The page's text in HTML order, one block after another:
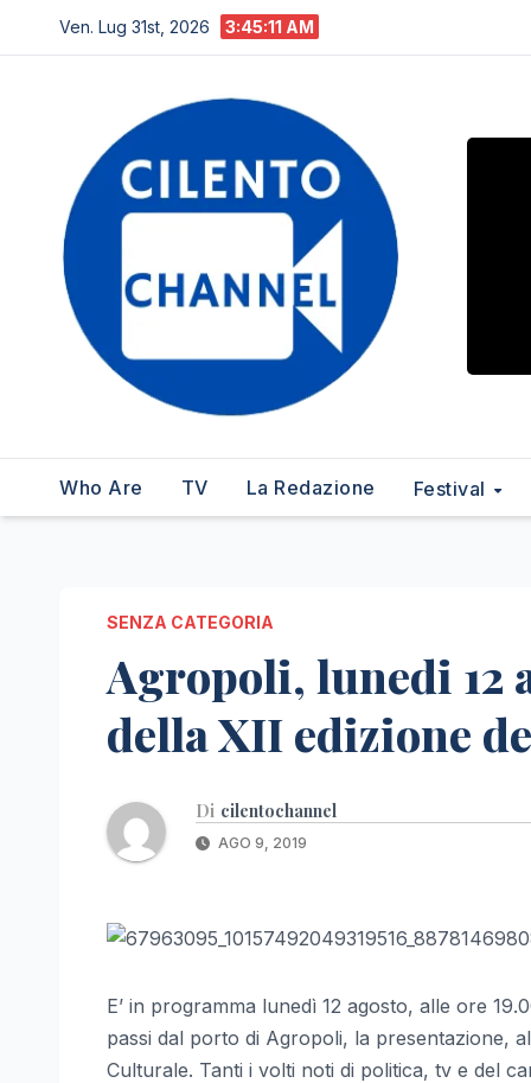
al
Ven. Lug 31st, 2026 3:45:12 AM
Who Are TV La Redazione Festival
SENZA CATEGORIA
Agropoli, lunedi 12
della XII edizione
Di cilentochannel
AGO 9, 2019
E’ in programma lunedì 12 agosto, alle ore
passi dal porto di Agropoli, la presentazione,
Culturale. Tanti i volti noti di politica, tv e del